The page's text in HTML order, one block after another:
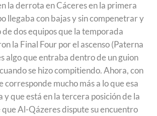
la derrota en Cáceres en la primera
llegaba con bajas y sin compenetrar y
dos equipos que la temporada
la Final Four por el ascenso (Paterna
algo que entraba dentro de un guion
se hizo compitiendo. Ahora, con
corresponde mucho más a lo que esa
y que está en la tercera posición de la
Al-Qázeres dispute su encuentro